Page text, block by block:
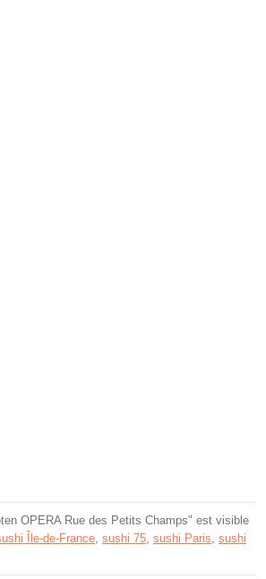
OPERA Rue des Petits Champs" est visible
Île-de-France, sushi 75, sushi Paris, sushi